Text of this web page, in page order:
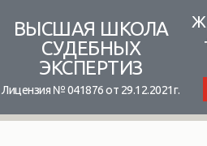
content
ВЫСШАЯ ШКОЛА
СУДЕБНЫХ
ЭКСПЕРТИЗ
Лицензия № 041876 от 29.12.2021г.